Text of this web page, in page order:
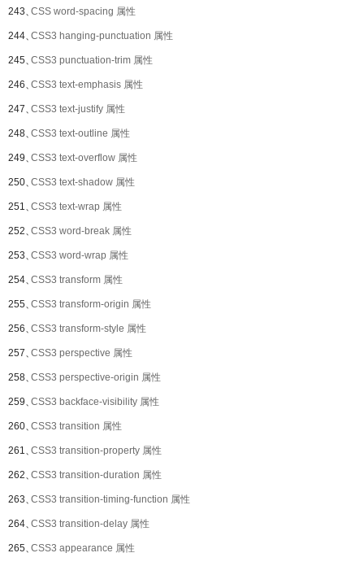
243、CSS word-spacing 属性
244、CSS3 hanging-punctuation 属性
245、CSS3 punctuation-trim 属性
246、CSS3 text-emphasis 属性
247、CSS3 text-justify 属性
248、CSS3 text-outline 属性
249、CSS3 text-overflow 属性
250、CSS3 text-shadow 属性
251、CSS3 text-wrap 属性
252、CSS3 word-break 属性
253、CSS3 word-wrap 属性
254、CSS3 transform 属性
255、CSS3 transform-origin 属性
256、CSS3 transform-style 属性
257、CSS3 perspective 属性
258、CSS3 perspective-origin 属性
259、CSS3 backface-visibility 属性
260、CSS3 transition 属性
261、CSS3 transition-property 属性
262、CSS3 transition-duration 属性
263、CSS3 transition-timing-function 属性
264、CSS3 transition-delay 属性
265、CSS3 appearance 属性